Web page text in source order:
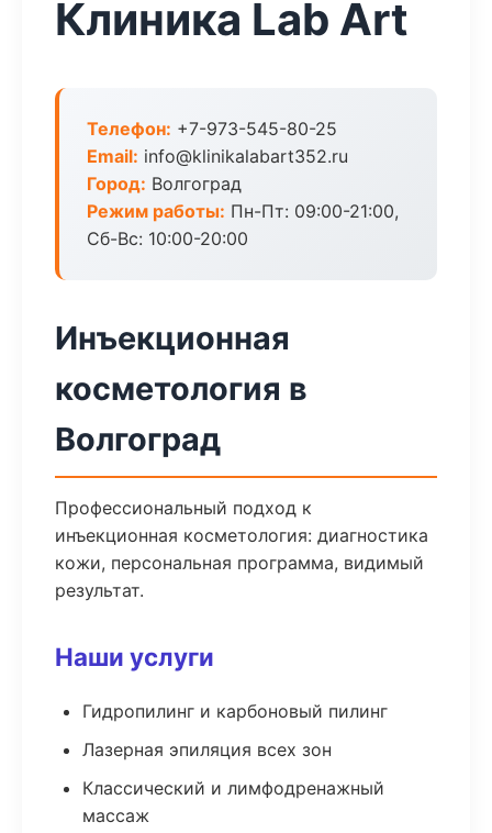
Клиника Lab Art
Телефон: +7-973-545-80-25
Email: info@klinikalabart352.ru
Город: Волгоград
Режим работы: Пн-Пт: 09:00-21:00,
Сб-Вс: 10:00-20:00
Инъекционная
косметология в
Волгоград
Профессиональный подход к
инъекционная косметология: диагностика
кожи, персональная программа, видимый
результат.
Наши услуги
Гидропилинг и карбоновый пилинг
Лазерная эпиляция всех зон
Классический и лимфодренажный
массаж